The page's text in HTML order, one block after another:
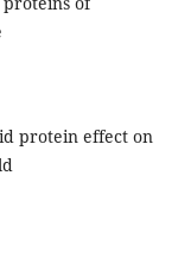
protein effect on